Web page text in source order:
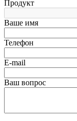
Продукт
Ваше имя
Телефон
E-mail
Ваш вопрос